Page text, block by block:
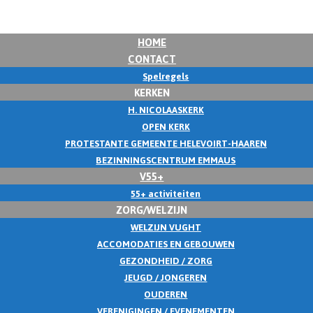
HOME
CONTACT
Spelregels
KERKEN
H. NICOLAASKERK
OPEN KERK
PROTESTANTE GEMEENTE HELEVOIRT-HAAREN
BEZINNINGSCENTRUM EMMAUS
V55+
55+ activiteiten
ZORG/WELZIJN
WELZIJN VUGHT
ACCOMODATIES EN GEBOUWEN
GEZONDHEID / ZORG
JEUGD / JONGEREN
OUDEREN